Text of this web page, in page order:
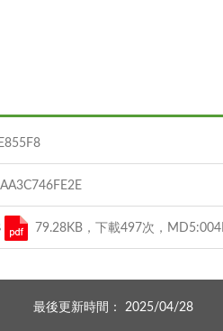
79.28KB，下載497次，
最後更新時間： 2025/04/28